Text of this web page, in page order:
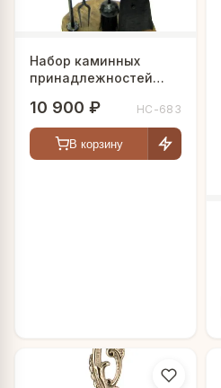
Набор каминных
принадлежностей
10 900 ₽ HC-683
В корзину